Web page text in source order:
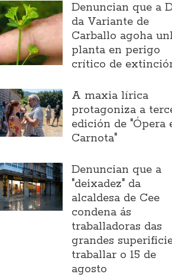
Denuncian que a
da Variante de
Carballo agoha
planta en perigo
crítico de
A maxia lírica
protagoniza a
edición de "Ópera
Carnota"
Denuncian que a
"deixadez" da
alcaldesa de Cee
condena ás
traballadoras das
grandes
traballar o 15 de
agosto